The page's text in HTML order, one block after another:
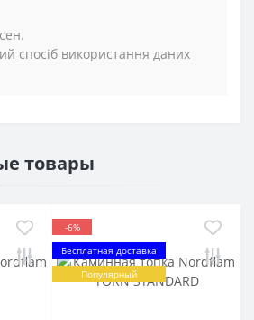
спосіб використання даних
товары
-6%
Бесплатная доставка
Популярный